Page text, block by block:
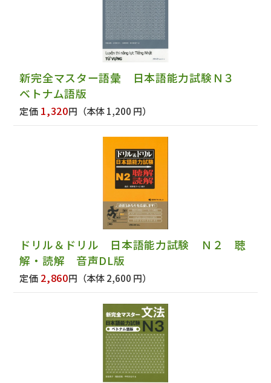
新完全マスター語彙 日本語能力試験Ｎ３
ベトナム語版
定価 1,320円 （本体 1,200 円）
ドリル＆ドリル 日本語能力試験 Ｎ２ 聴
解・読解 音声DL版
定価 2,860円 （本体 2,600 円）